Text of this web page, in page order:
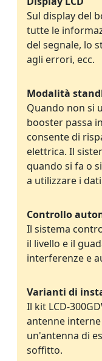
Sul display del
tutte le
del segnale, lo
agli errori, ecc.
Modalità
Quando non si
booster passa
consente di
elettrica. Il
quando si fa o
a utilizzare i
Controllo
Il sistema
il livello e il
interferenze e
Varianti di
Il kit LCD-
antenne
un'antenna di
soffitto.